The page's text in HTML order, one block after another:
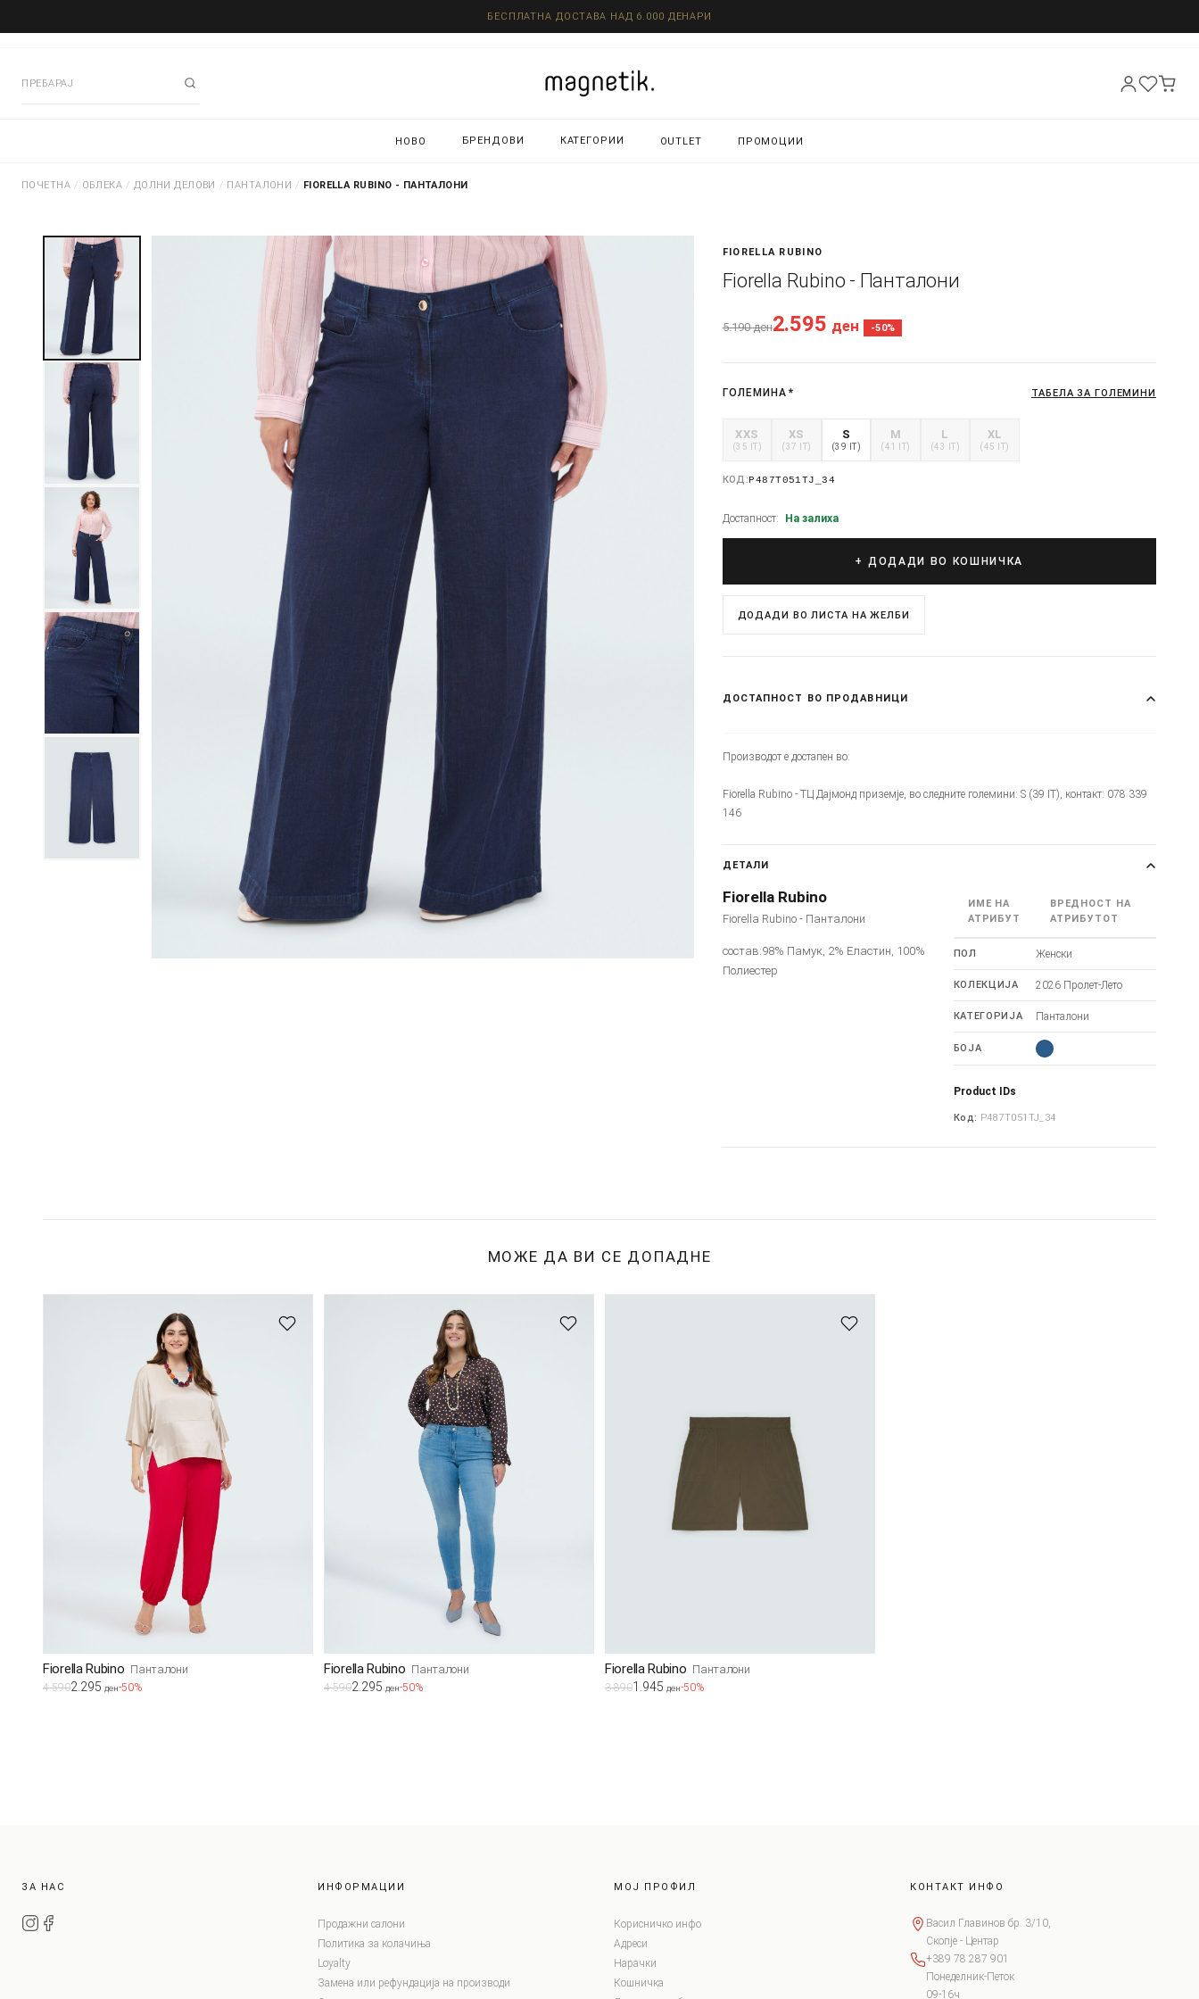
БЕСПЛАТНА ДОСТАВА НАД 6.000 ДЕНАРИ
НОВО БРЕНДОВИ КАТЕГОРИИ OUTLET ПРОМОЦИИ
ПОЧЕТНА / ОБЛЕКА / ДОЛНИ ДЕЛОВИ / ПАНТАЛОНИ / FIORELLA RUBINO - ПАНТАЛОНИ
FIORELLA RUBINO
Fiorella Rubino - Панталони
5.190ден2.595 ден -50%
ГОЛЕМИНА * ТАБЕЛА ЗА ГОЛЕМИНИ
XXS
(35 IT)
XS
(37 IT)
S
(39 IT)
M
(41 IT)
L
(43 IT)
XL
(45 IT)
КОД:P487T051TJ_34
Достапност: На залиха
+ ДОДАДИ ВО КОШНИЧКА
ДОДАДИ ВО ЛИСТА НА ЖЕЛБИ
ДОСТАПНОСТ ВО ПРОДАВНИЦИ
Производот е достапен во:
Fiorella Rubino - ТЦ Дајмонд приземје, во следните големини: S (39 IT), контакт: 078 339
146
ДЕТАЛИ
Fiorella Rubino
Fiorella Rubino - Панталони
состав:98% Памук, 2% Еластин, 100%
Полиестер
ИМЕ НА
АТРИБУТ
ВРЕДНОСТ НА
АТРИБУТОТ
ПОЛ Женски
КОЛЕКЦИЈА 2026 Пролет-Лето
КАТЕГОРИЈА Панталони
БОЈА
Product IDs
Код: P487T051TJ_34
МОЖЕ ДА ВИ СЕ ДОПАДНЕ
Fiorella Rubino Панталони
4.5902.295 ден-50%
Fiorella Rubino Панталони
4.5902.295 ден-50%
Fiorella Rubino Панталони
3.8901.945 ден-50%
ЗА НАС ИНФОРМАЦИИ
Продажни салони
Политика за колачиња
Loyalty
Замена или рефундација на производи
МОЈ ПРОФИЛ
Корисничко инфо
Адреси
Нарачки
Кошничка
КОНТАКТ ИНФО
Васил Главинов бр. 3/10,
Скопје - Центар
+389 78 287 901
Понеделник-Петок
09-16ч